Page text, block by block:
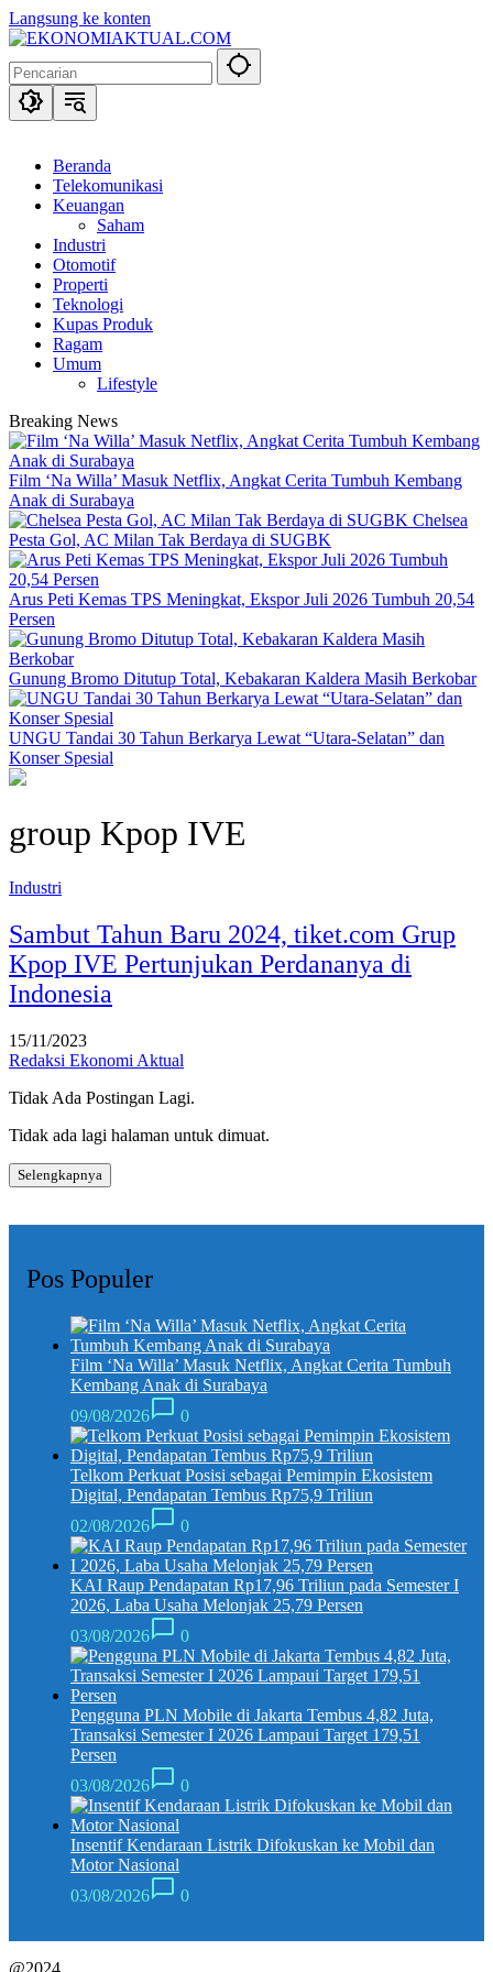
Langsung ke konten
Beranda
Telekomunikasi
Keuangan
Saham
Industri
Otomotif
Properti
Teknologi
Kupas Produk
Ragam
Umum
Lifestyle
Breaking News
Film ‘Na Willa’ Masuk Netflix, Angkat Cerita Tumbuh Kembang
Anak di Surabaya
Chelsea
Pesta Gol, AC Milan Tak Berdaya di SUGBK
Arus Peti Kemas TPS Meningkat, Ekspor Juli 2026 Tumbuh 20,54
Persen
Gunung Bromo Ditutup Total, Kebakaran Kaldera Masih Berkobar
UNGU Tandai 30 Tahun Berkarya Lewat “Utara-Selatan” dan
Konser Spesial
group Kpop IVE
Industri
Sambut Tahun Baru 2024, tiket.com Grup
Kpop IVE Pertunjukan Perdananya di
Indonesia
15/11/2023
Redaksi Ekonomi Aktual
Tidak Ada Postingan Lagi.
Tidak ada lagi halaman untuk dimuat.
Selengkapnya
Pos Populer
Film ‘Na Willa’ Masuk Netflix, Angkat Cerita Tumbuh
Kembang Anak di Surabaya
09/08/2026
0
Telkom Perkuat Posisi sebagai Pemimpin Ekosistem
Digital, Pendapatan Tembus Rp75,9 Triliun
02/08/2026
0
KAI Raup Pendapatan Rp17,96 Triliun pada Semester I
2026, Laba Usaha Melonjak 25,79 Persen
03/08/2026
0
Pengguna PLN Mobile di Jakarta Tembus 4,82 Juta,
Transaksi Semester I 2026 Lampaui Target 179,51
Persen
03/08/2026
0
Insentif Kendaraan Listrik Difokuskan ke Mobil dan
Motor Nasional
03/08/2026
0
@2024